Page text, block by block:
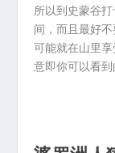
所以到史蒙谷
间，而且最好
可能就在山里
意即你可以看到